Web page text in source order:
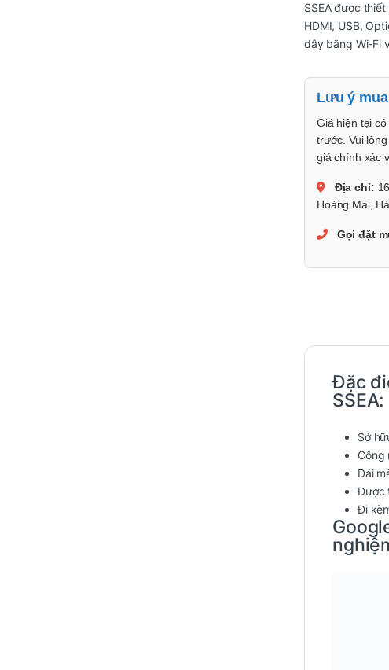
SSEA được
HDMI, USB,
dây bằng Wi-Fi
Lưu ý
Giá hiện tại
trước. Vui
giá chính xác
Địa chỉ:
Hoàng Mai,
Gọi đặt
Đặc
SSEA:
Sở
Công
Dải
Được
Đi